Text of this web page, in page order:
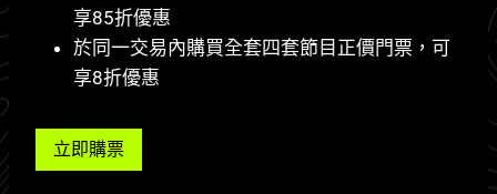
享85折優惠
於同一交易內購買全套四套節目正價門票，可
享8折優惠
立即購票